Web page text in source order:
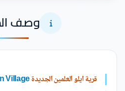
وصف
قرية ايلو العلمين الجديدة